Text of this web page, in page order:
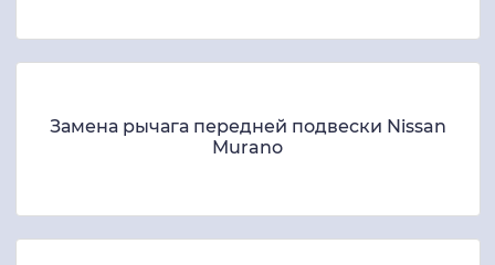
Замена рычага передней подвески Nissan
Murano